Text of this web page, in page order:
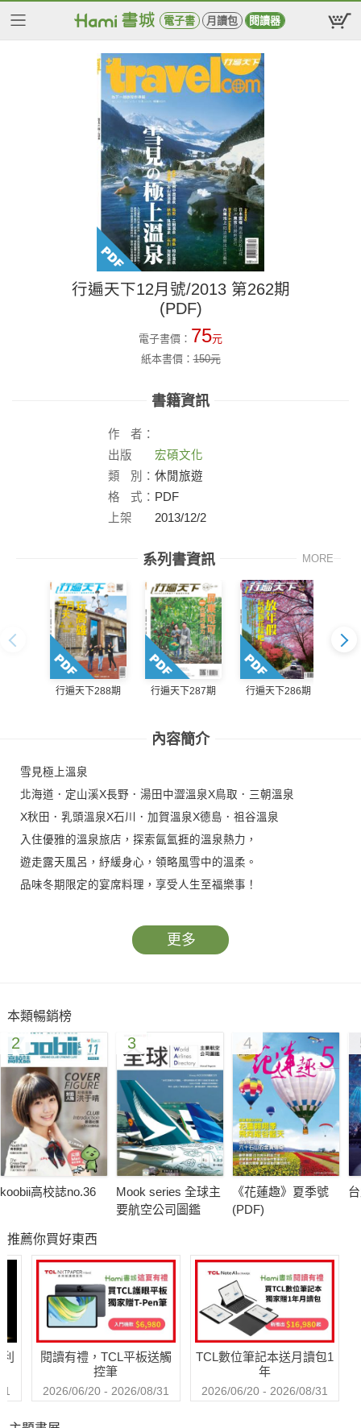
電子書 月讀包 閱讀器
行遍天下12月號/2013 第262期
(PDF)
電子書價： 75元
紙本書價：150元
書籍資訊
作
者：
出版
社：
宏碩文化
類
別： 休閒旅遊
格
式： PDF
上架
2013/12/2
系列書資訊 MORE
行遍天下288期 行遍天下287期 行遍天下286期
內容簡介
雪見極上溫泉
北海道．定山溪X長野．湯田中澀溫泉X鳥取．三朝溫泉
X秋田．乳頭溫泉X石川．加賀溫泉X德島．祖谷溫泉
入住優雅的溫泉旅店，探索氤氳捱的溫泉熱力，
遊走露天風呂，紓緩身心，領略風雪中的溫柔。
品味冬期限定的宴席料理，享受人生至福樂事！
更多
本類暢銷榜
2
koobii高校誌no.36
3
Mook series 全球主
要航空公司圖鑑
4
《花蓮趣》夏季號
(PDF)
推薦你買好東西
閱讀有禮，TCL平板送觸
控筆
2026/06/20 - 2026/08/31
TCL數位筆記本送月讀包1
年
2026/06/20 - 2026/08/31